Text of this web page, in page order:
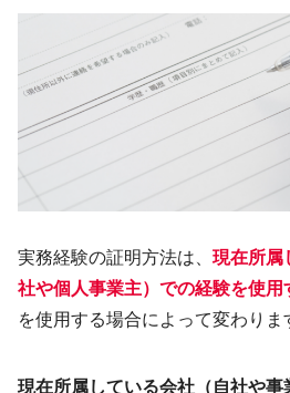
実務経験の証明方法は、 現在所属
社や個人事業主）での経験を使用
を使用する場合によって変わりま
現在所属している会社（自社や事